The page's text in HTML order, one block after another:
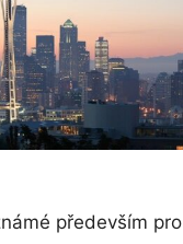
především pro